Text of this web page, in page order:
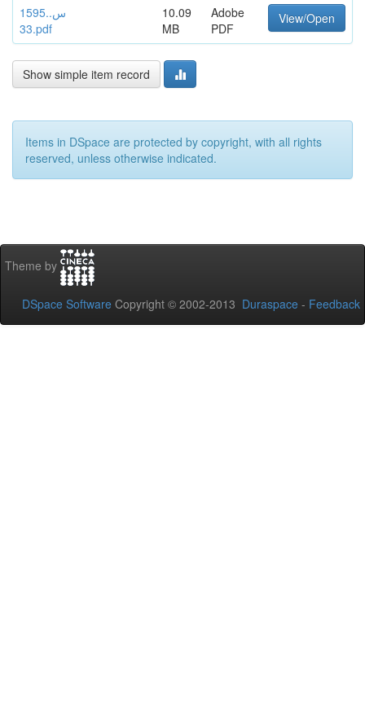
س.1595.
33.pdf
10.09
MB
Adobe
PDF
View/Open
Show simple item record
Items in DSpace are protected by copyright, with all rights
reserved, unless otherwise indicated.
Theme by
DSpace Software Copyright © 2002-2013 Duraspace - Feedback